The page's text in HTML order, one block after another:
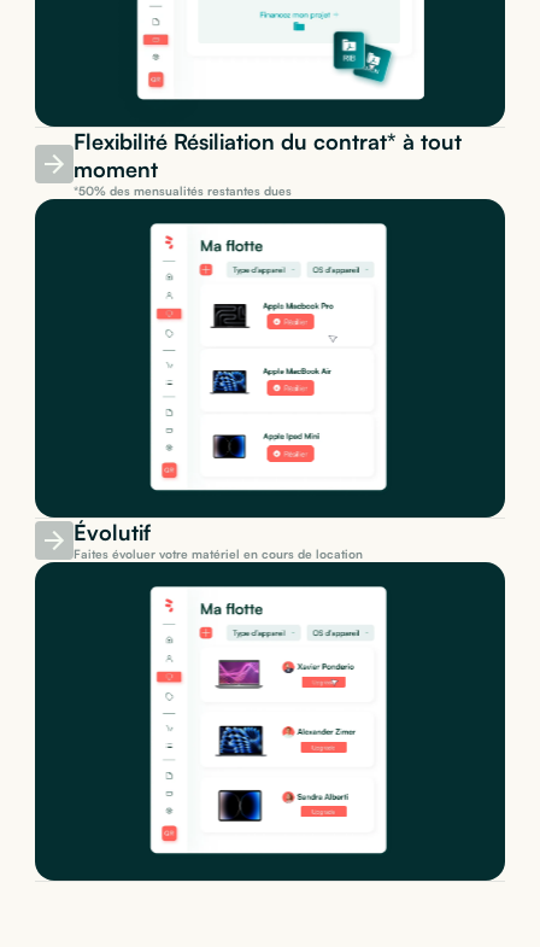
Flexibilité Résiliation du contrat* à tout
moment
*50% des mensualités restantes dues
Évolutif
Faites évoluer votre matériel en cours de location